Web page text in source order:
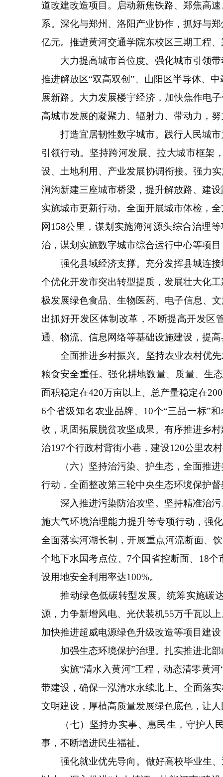
道改建改造项目。启动新焦铁路、郑焦高
系。深化与郑州、洛阳产业协作，抓好与
亿元。推进黄河交通学院东校区三期工程
大力提高城市首位度。强化城市引领带
推进解放区“双高双创”、山阳区半导体、
展新路。大力发展楼宇经济，加快焦作电
高城市发展的凝聚力、辐射力、带动力，
打造宜居韧性数字城市。践行人民城市
引领行动。坚持跨河发展、拉大城市框架
设、土地利用、产业发展协调衔接。强力
涧沟新建三座城市桥梁，提升解放路、建
实施城市更新行动。全面开展城市体检，
网158公里，谋划实施海河源头综合治理
治，谋划实施数字城市综合运行中心等项
强化县域经济支撑。充分发挥县城连接
个优化开发市突出转型提质，发展壮大化
极发展绿色食品、生物医药、电子信息、
出抓好开发区体制改革，不断提高开发区
通、物流、信息网络等基础设施建设，提
全面推进乡村振兴。坚持农业农村优先
粮食安全重任。强化耕地数量、质量、生
面积稳定在420万亩以上、总产量稳定在
6个省级知名农业品牌、10个“三品一标”
收，巩固拓展脱贫攻坚成果。有序推进乡
治197个行政村背街小巷，建设120公里农
（六）坚持治污染、护生态，全面推进
行动，全面整改第三轮中央生态环境保护
深入推进污染防治攻坚。坚持精准治污
施大气环境治理能力提升等专项行动，强
全面落实河湖长制，开展重点河流断面、
个地下水国考点位、7个国省控断面、18
设用地安全利用率达100%。
推动绿色低碳转型发展。统筹实施碳达
源，力争新增风电、光伏装机55万千瓦以
加快推进超威电源绿色升级改造等项目建
加强生态环境保护治理。扎实推进北部
实施“清水入黄河”工程，动态清零黄河“
带建设，确保一泓清水永续北上。全面落
文明建设，厚植高质量发展绿色底色，让
（七）坚持办实事、惠民生，守护人民
事，不断增进民生福祉。
强化就业优先导向。做好高校毕业生、